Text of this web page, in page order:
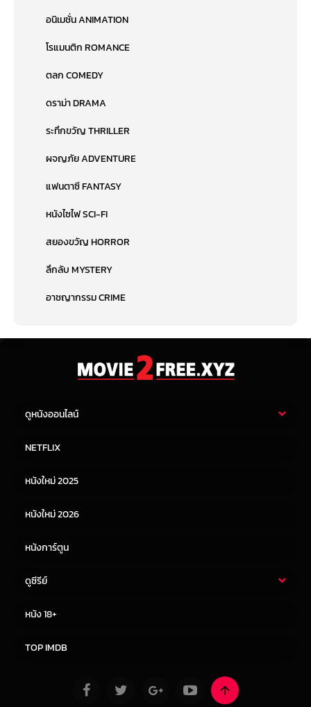
อนิเมชั่น ANIMATION
โรแมนติก ROMANCE
ตลก COMEDY
ดราม่า DRAMA
ระทึกขวัญ THRILLER
ผจญภัย ADVENTURE
แฟนตาซี FANTASY
หนังไซไฟ SCI-FI
สยองขวัญ HORROR
ลึกลับ MYSTERY
อาชญากรรม CRIME
ดูหนังออนไลน์
หนังจีน
NETFLIX
หนังใหม่ 2025
หนังใหม่ 2026
หนังการ์ตูน
ดูซีรีย์
หนัง 18+
TOP IMDB